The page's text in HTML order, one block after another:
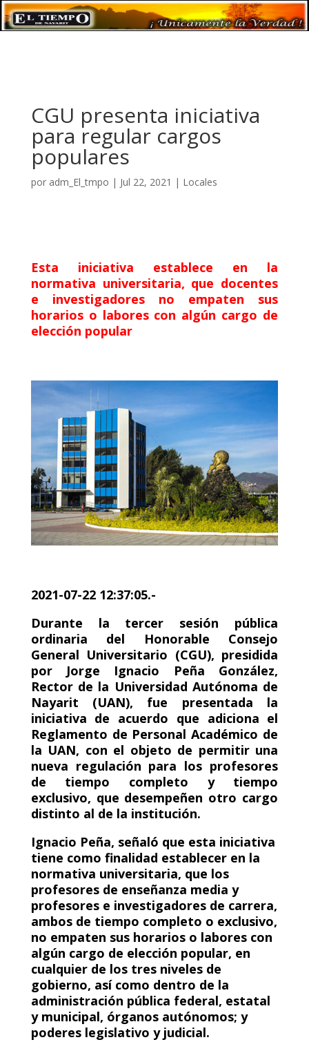
CGU presenta iniciativa
para regular cargos
populares
por adm_El_tmpo | Jul 22, 2021 | Locales
Esta iniciativa establece en la
normativa universitaria, que docentes
e investigadores no empaten sus
horarios o labores con algún cargo de
elección popular
2021-07-22 12:37:05.-
Durante la tercer sesión pública
ordinaria del Honorable Consejo
General Universitario (CGU), presidida
por Jorge Ignacio Peña González,
Rector de la Universidad Autónoma de
Nayarit (UAN), fue presentada la
iniciativa de acuerdo que adiciona el
Reglamento de Personal Académico de
la UAN, con el objeto de permitir una
nueva regulación para los profesores
de tiempo completo y tiempo
exclusivo, que desempeñen otro cargo
distinto al de la institución.
Ignacio Peña, señaló que esta iniciativa
tiene como finalidad establecer en la
normativa universitaria, que los
profesores de enseñanza media y
profesores e investigadores de carrera,
ambos de tiempo completo o exclusivo,
no empaten sus horarios o labores con
algún cargo de elección popular, en
cualquier de los tres niveles de
gobierno, así como dentro de la
administración pública federal, estatal
y municipal, órganos autónomos; y
poderes legislativo y judicial.